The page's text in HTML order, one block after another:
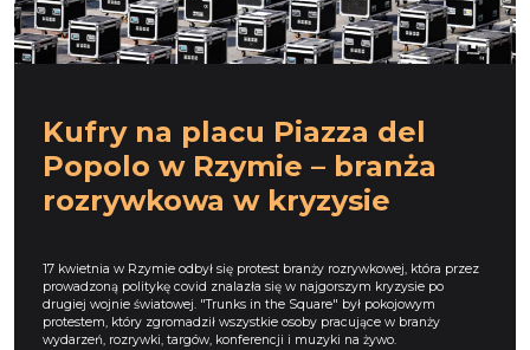
Kufry na placu Piazza del
Popolo w Rzymie – branża
rozrywkowa w kryzysie
17 kwietnia w Rzymie odbył się protest branży rozrywkowej, która przez
prowadzoną politykę covid znalazła się w najgorszym kryzysie po
drugiej wojnie światowej. "Trunks in the Square" był pokojowym
protestem, który zgromadził wszystkie osoby pracujące w branży
wydarzeń, rozrywki, targów, konferencji i muzyki na żywo.